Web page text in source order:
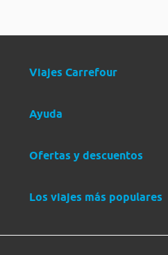
Viajes Carrefour
Ayuda
Ofertas y descuentos
Los viajes más populares